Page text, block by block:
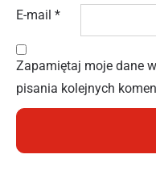
E-mail *
Zapamiętaj moje dane
pisania kolejnych